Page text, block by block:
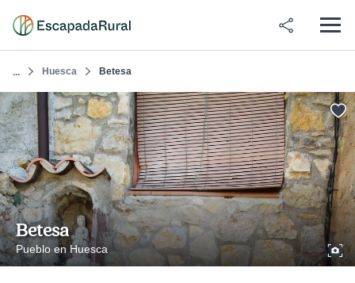
... Huesca Betesa
Betesa
Pueblo en Huesca